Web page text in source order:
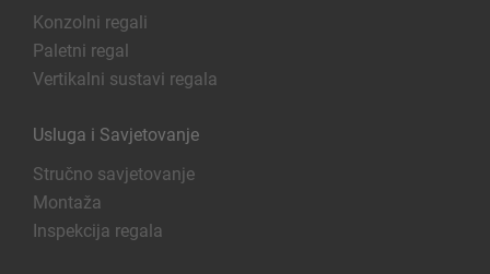
Konzolni regali
Paletni regal
Vertikalni sustavi regala
Usluga i Savjetovanje
Stručno savjetovanje
Montaža
Inspekcija regala